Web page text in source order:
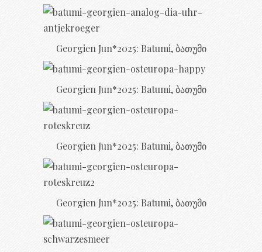
Georgien Jun*2025: Batumi, ბათუმი
Georgien Jun*2025: Batumi, ბათუმი
Georgien Jun*2025: Batumi, ბათუმი
Georgien Jun*2025: Batumi, ბათუმი